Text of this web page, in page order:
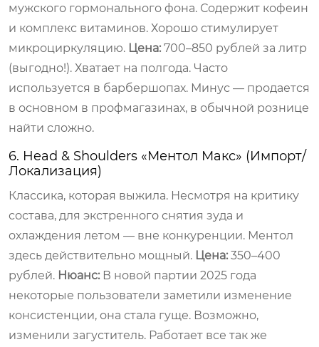
мужского гормонального фона. Содержит кофеин
и комплекс витаминов. Хорошо стимулирует
микроциркуляцию. Цена: 700–850 рублей за литр
(выгодно!). Хватает на полгода. Часто
используется в барбершопах. Минус — продается
в основном в профмагазинах, в обычной рознице
найти сложно.
6. Head & Shoulders «Ментол Макс» (Импорт/
Локализация)
Классика, которая выжила. Несмотря на критику
состава, для экстренного снятия зуда и
охлаждения летом — вне конкуренции. Ментол
здесь действительно мощный. Цена: 350–400
рублей. Нюанс: В новой партии 2025 года
некоторые пользователи заметили изменение
консистенции, она стала гуще. Возможно,
изменили загуститель. Работает все так же